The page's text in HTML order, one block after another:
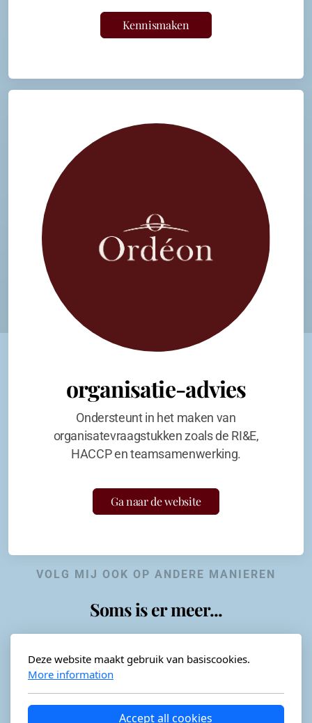
Kennismaken
organisatie-advies
Ondersteunt in het maken van
organisatevraagstukken zoals de RI&E,
HACCP en teamsamenwerking.
Ga naar de website
VOLG MIJ OOK OP ANDERE MANIEREN
Soms is er meer...
Horeca-advies
Deze website maakt gebruik van basiscookies.
More information
Accept all cookies